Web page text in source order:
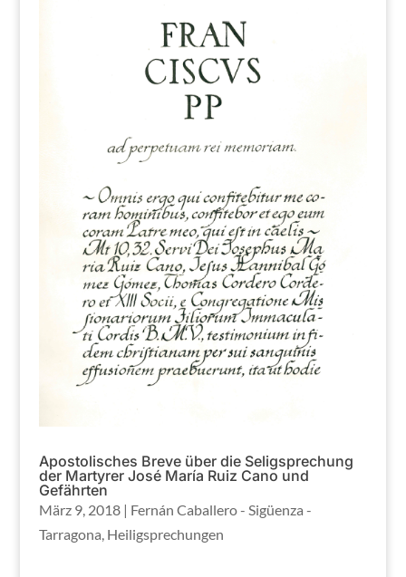
Apostolisches Breve über die Seligsprechung
der Martyrer José María Ruiz Cano und
Gefährten
März 9, 2018| Fernán Caballero - Sigüenza -
Tarragona, Heiligsprechungen